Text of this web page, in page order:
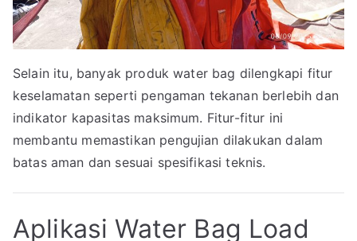
Selain itu, banyak produk water bag dilengkapi fitur
keselamatan seperti pengaman tekanan berlebih dan
indikator kapasitas maksimum. Fitur-fitur ini
membantu memastikan pengujian dilakukan dalam
batas aman dan sesuai spesifikasi teknis.
Aplikasi Water Bag Load